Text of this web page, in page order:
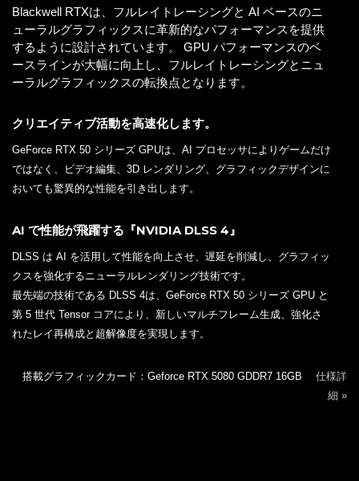
Blackwell RTXは、フルレイトレーシングと AI ベースのニ
ューラルグラフィックスに革新的なパフォーマンスを提供
するように設計されています。 GPU パフォーマンスのベ
ースラインが大幅に向上し、フルレイトレーシングとニュ
ーラルグラフィックスの転換点となります。
クリエイティブ活動を高速化します。
GeForce RTX 50 シリーズ GPUは、AI プロセッサによりゲームだけ
ではなく、ビデオ編集、3D レンダリング、グラフィックデザインに
おいても驚異的な性能を引き出します。
AI で性能が飛躍する『NVIDIA DLSS 4』
DLSS は AI を活用して性能を向上させ、遅延を削減し、グラフィッ
クスを強化するニューラルレンダリング技術です。
最先端の技術である DLSS 4は、GeForce RTX 50 シリーズ GPU と
第 5 世代 Tensor コアにより、新しいマルチフレーム生成、強化さ
れたレイ再構成と超解像度を実現します。
搭載グラフィックカード：Geforce RTX 5080 GDDR7 16GB 仕様詳
細 »